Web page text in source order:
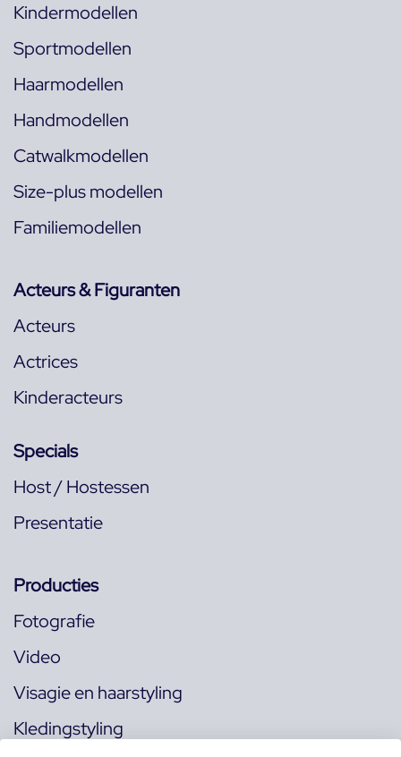
Kindermodellen
Sportmodellen
Haarmodellen
Handmodellen
Catwalkmodellen
Size-plus modellen
Familiemodellen
Acteurs & Figuranten
Acteurs
Actrices
Kinderacteurs
Specials
Host / Hostessen
Presentatie
Producties
Fotografie
Video
Visagie en haarstyling
Kledingstyling